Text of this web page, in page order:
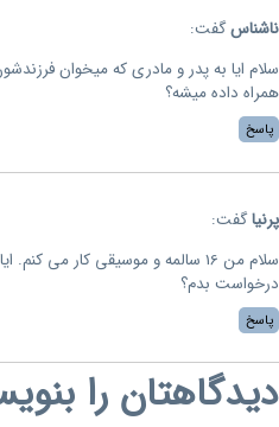
ناشناسگفت:
سلام ایا به پدر و مادری که میخوان
همراه داده میشه؟
پاسخ
پرنیاگفت:
سلام من 16 سالمه و موسیقی کار می
درخواست بدم؟
پاسخ
دیدگاهتان را